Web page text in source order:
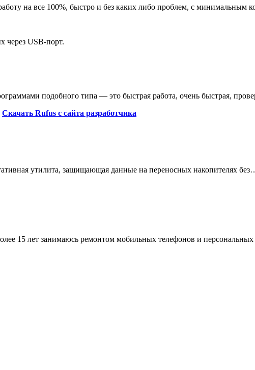
на все 100%, быстро и без каких либо проблем, с минимальным
через USB-порт.
подобного типа — это быстрая работа, очень быстрая,
Скачать Rufus с сайта разработчика
утилита, защищающая данные на переносных накопителях
15 лет занимаюсь ремонтом мобильных телефонов и